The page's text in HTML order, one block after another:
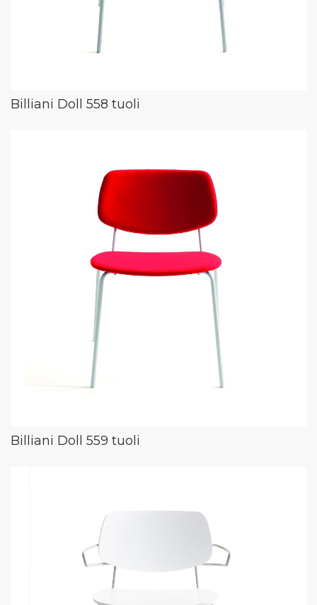
Billiani Doll 558 tuoli
Billiani Doll 559 tuoli